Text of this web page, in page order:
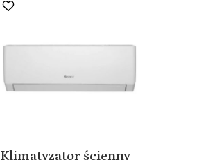
Klimatyzator ścienny